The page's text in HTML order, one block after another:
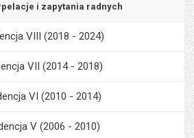
i zapytania radnych
VIII (2018 - 2024)
VII (2014 - 2018)
VI (2010 - 2014)
V (2006 - 2010)